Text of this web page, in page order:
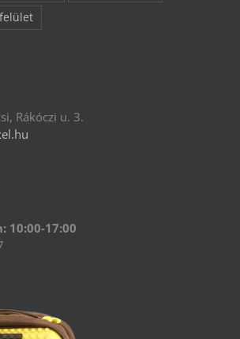
Rákóczi u. 3.
10:00-17:00